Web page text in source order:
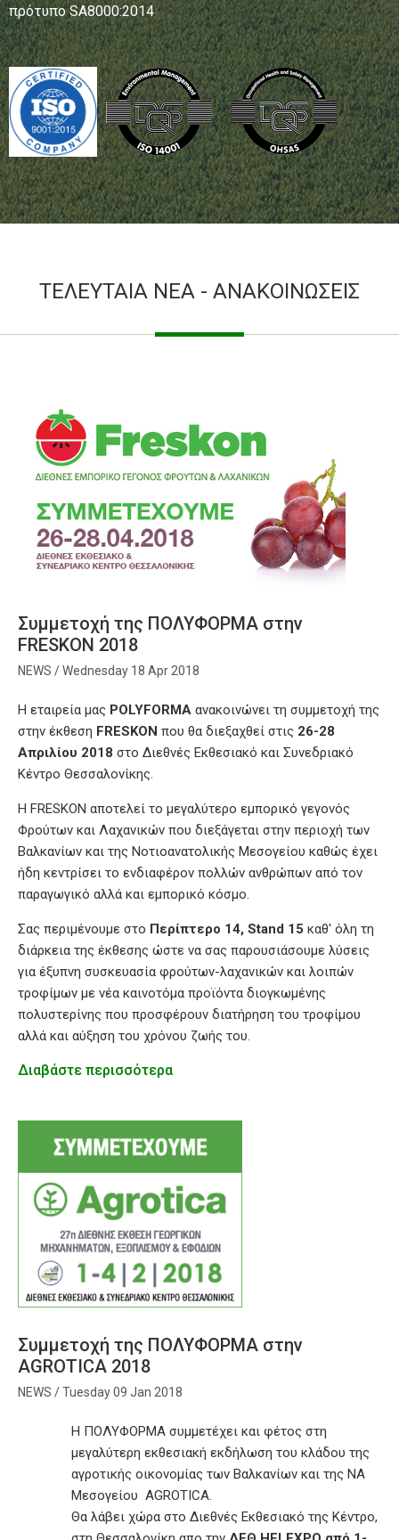
πρότυπο SA8000:2014
ΤΕΛΕΥΤΑΙΑ ΝΕΑ - ΑΝΑΚΟΙΝΩΣΕΙΣ
Συμμετοχή της ΠΟΛΥΦΟΡΜΑ στην
FRESKON 2018
Wednesday 18 Apr 2018
Η εταιρεία μας POLYFORMA ανακοινώνει τη συμμετοχή της
στην έκθεση FRESKON που θα διεξαχθεί στις 26-28
Απριλίου 2018 στο Διεθνές Εκθεσιακό και Συνεδριακό
Κέντρο Θεσσαλονίκης.
Η FRESKON αποτελεί το μεγαλύτερο εμπορικό γεγονός
Φρούτων και Λαχανικών που διεξάγεται στην περιοχή των
Βαλκανίων και της Νοτιοανατολικής Μεσογείου καθώς έχει
ήδη κεντρίσει το ενδιαφέρον πολλών ανθρώπων από τον
παραγωγικό αλλά και εμπορικό κόσμο.
Σας περιμένουμε στο Περίπτερο 14, Stand 15 καθ' όλη τη
διάρκεια της έκθεσης ώστε να σας παρουσιάσουμε λύσεις
για έξυπνη συσκευασία φρούτων-λαχανικών και λοιπών
τροφίμων με νέα καινοτόμα προϊόντα διογκωμένης
πολυστερίνης που προσφέρουν διατήρηση του τροφίμου
αλλά και αύξηση του χρόνου ζωής του.
Διαβάστε περισσότερα
Συμμετοχή της ΠΟΛΥΦΟΡΜΑ στην
AGROTICA 2018
Tuesday 09 Jan 2018
Η ΠΟΛΥΦΟΡΜΑ συμμετέχει και φέτος στη
μεγαλύτερη εκθεσιακή εκδήλωση του κλάδου της
αγροτικής οικονομίας των Βαλκανίων και της ΝΑ
Μεσογείου AGROTICA.
Θα λάβει χώρα στο Διεθνές Εκθεσιακό της Κέντρο,